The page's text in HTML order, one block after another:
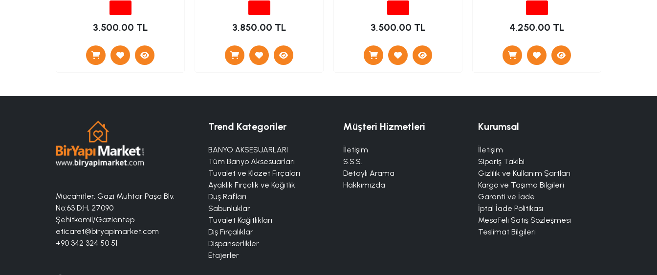
3,500.00 TL 3,850.00 TL 3,500.00 TL 4,250.00 TL
Mücahitler, Gazi Muhtar Paşa Blv.
No:63 D:H, 27090
Şehitkamil/Gaziantep
eticaret@biryapimarket.com
+90 342 324 50 51
Trend Kategoriler
BANYO AKSESUARLARI
Tüm Banyo Aksesuarları
Tuvalet ve Klozet Fırçaları
Ayaklık Fırçalık ve Kağıtlık
Duş Rafları
Sabunluklar
Tuvalet Kağıtlıkları
Diş Fırçalıklar
Dispanserlikler
Etajerler
Kurumsal
İletişim
Sipariş Takibi
Gizlilik ve Kullanım Şartları
Kargo ve Taşıma Bilgileri
Garanti ve İade
İptal İade Politikası
Mesafeli Satış Sözleşmesi
Teslimat Bilgileri
Müşteri Hizmetleri
İletişim
S.S.S.
Detaylı Arama
Hakkımızda